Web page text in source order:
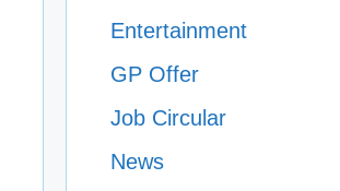
Entertainment
GP Offer
Job Circular
News